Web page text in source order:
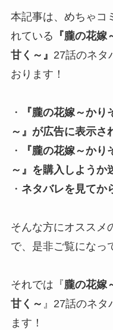
本記事は、めちゃコ
れている 『朧の花嫁
甘く～』 27話のネタ
おります！
・ 『朧の花嫁～かり
～ 』が広告に表示さ
・
『朧の花嫁～かり
～ 』を購入しようか
・ ネタバレを見てか
そんな方にオススメ
で、是非ご覧になっ
それでは『朧の花嫁
甘く～ 』27話のネタ
ます！